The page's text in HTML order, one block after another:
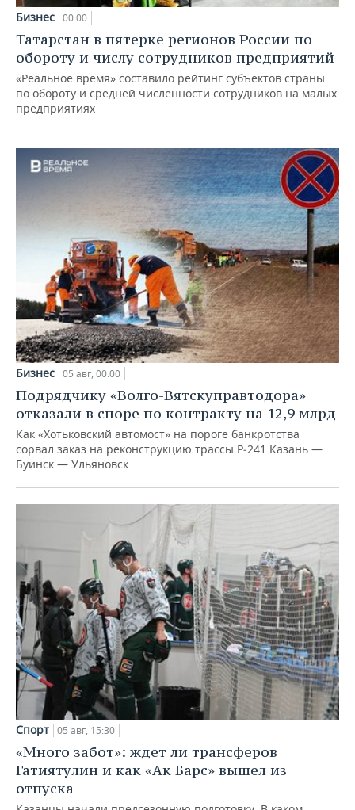
Бизнес 00:00
Татарстан в пятерке регионов России по
обороту и числу сотрудников предприятий
«Реальное время» составило рейтинг субъектов страны
по обороту и средней численности сотрудников на малых
предприятиях
Бизнес 05 авг, 00:00
Подрядчику «Волго-Вятскуправтодора»
отказали в споре по контракту на 12,9 млрд
Как «Хотьковский автомост» на пороге банкротства
сорвал заказ на реконструкцию трассы Р‑241 Казань —
Буинск — Ульяновск
Спорт 05 авг, 15:30
«Много забот»: ждет ли трансферов
Гатиятулин и как «Ак Барс» вышел из
отпуска